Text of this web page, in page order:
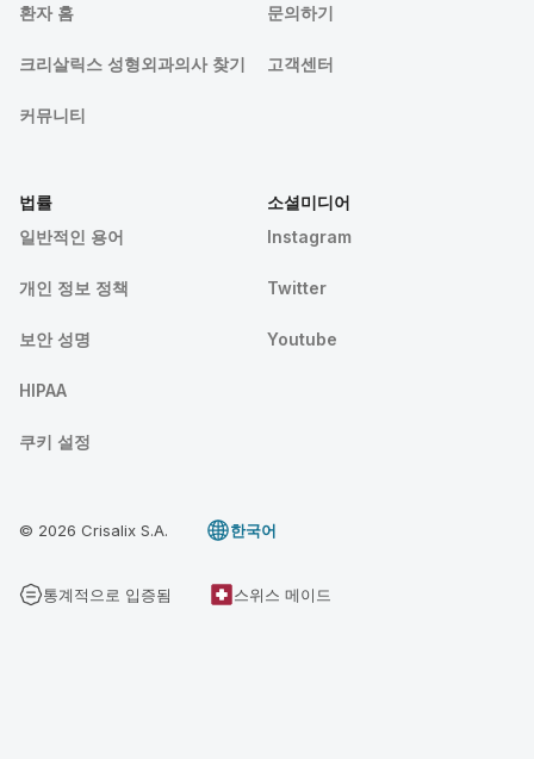
환자 홈
크리살릭스 성형외과의사 찾기
커뮤니티
문의하기
고객센터
법률
일반적인 용어
개인 정보 정책
보안 성명
HIPAA
쿠키 설정
소셜미디어
Instagram
Twitter
Youtube
© 2026 Crisalix S.A. 한국어
통계적으로 입증됨 스위스 메이드